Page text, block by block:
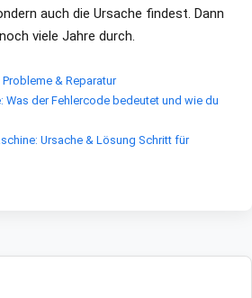
auch die Ursache findest. Dann
viele Jahre durch.
,Probleme & Reparatur
Was der Fehlercode bedeutet und wie du
Ursache & Lösung Schritt für